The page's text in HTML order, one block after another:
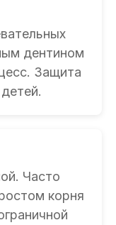
дентином
Защита
Часто
корня